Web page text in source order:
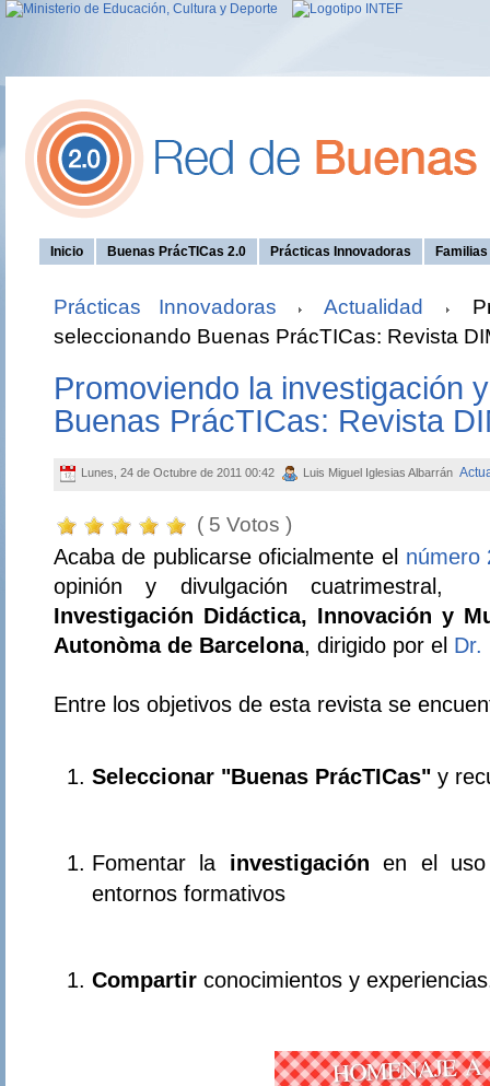
Inicio Buenas PrácTICas 2.0 Prácticas Innovadoras
Prácticas Innovadoras Actualidad
seleccionando Buenas PrácTICas: Revista
Promoviendo la investigación
Buenas PrácTICas: Revista
Lunes, 24 de Octubre de 2011 00:42 Luis Miguel Iglesias Albarrán
( 5 Votos )
Acaba de publicarse oficialmente el número
opinión y divulgación
Investigación Didáctica, Innovación y
Autonòma de Barcelona, dirigido por el Dr.
Entre los objetivos de esta revista se
Seleccionar "Buenas PrácTICas"y
Fomentar la investigaciónen el
entornos formativos
Compartir conocimientos y